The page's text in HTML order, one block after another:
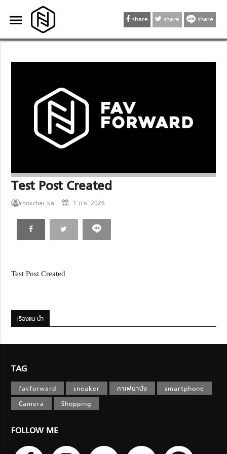
menu
menu share share share
Test Post Created
chokchai_ka 1 ก.ค. 2026
Test Post Created
เรื่องแนะนำ
TAG
favforward sneaker คาเฟ่น่านั่ง
smartphone
Camera
Shopping
FOLLOW ME